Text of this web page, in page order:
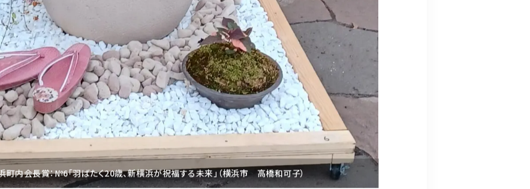
内会長賞：№6「羽ばたく20歳、新横浜が祝福する未来」（横浜市 高橋和可子）